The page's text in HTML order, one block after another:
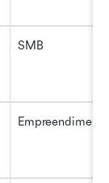
SMB
Empreendimento